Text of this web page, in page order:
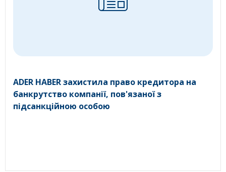
ADER HABER захистила право кредитора на
банкрутство компанії, пов'язаної з
підсанкційною особою